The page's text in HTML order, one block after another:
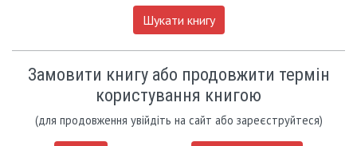
Шукати книгу
Замовити книгу або продовжити термін
користування книгою
(для продовження увійдіть на сайт або зареєструйтеся)